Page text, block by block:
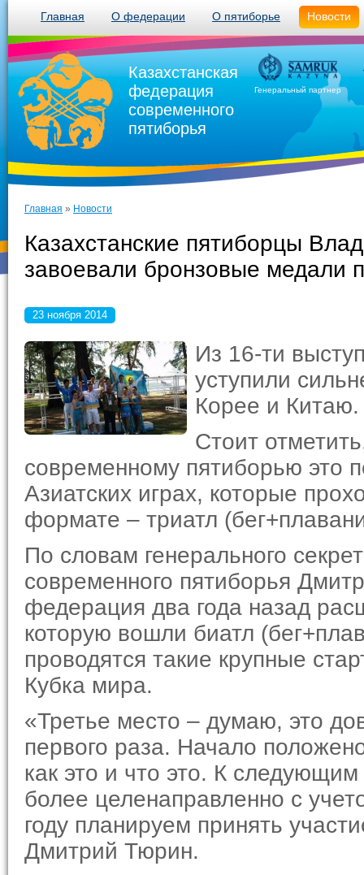
Главная О федерации О пятиборье Новости
Казахстанская
федерация
современного
пятиборья
Генеральный партнер
Главная » Новости
Казахстанские пятиборцы
завоевали бронзовые медали
23 ноября 2014
Из 16-ти
уступили
Корее и Китаю.
Стоит
современному пятиборью это
Азиатских играх, которые
формате – триатл
По словам генерального
современного пятиборья
федерация два года назад
которую вошли биатл
проводятся такие крупные
Кубка мира.
«Третье место – думаю, это
первого раза. Начало
как это и что это. К
более целенаправленно с
году планируем принять
Дмитрий Тюрин.